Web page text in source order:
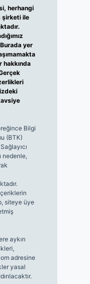
herhangi
şirketi ile
yer
hakkında
Bilgi
(BTK)
nedenle,
siteye üye
aykırı
adresine
yasal